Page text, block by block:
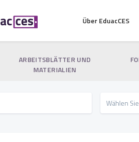
Über EduacCES
ARBEITSBLÄTTER UND
MATERIALIEN